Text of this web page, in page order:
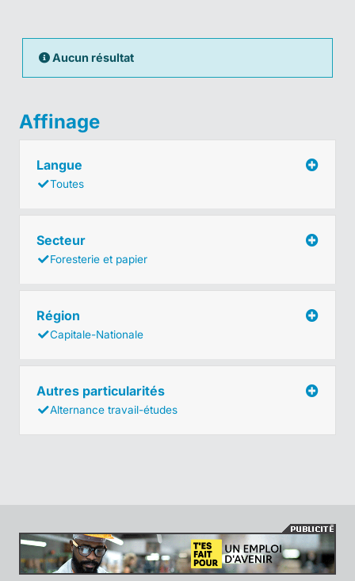
Aucun résultat
Affinage
Langue
Toutes
Secteur
Foresterie et papier
Région
Capitale-Nationale
Autres particularités
Alternance travail-études